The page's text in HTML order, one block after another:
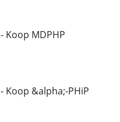
- Koop MDPHP
- Koop &alpha;-PHiP